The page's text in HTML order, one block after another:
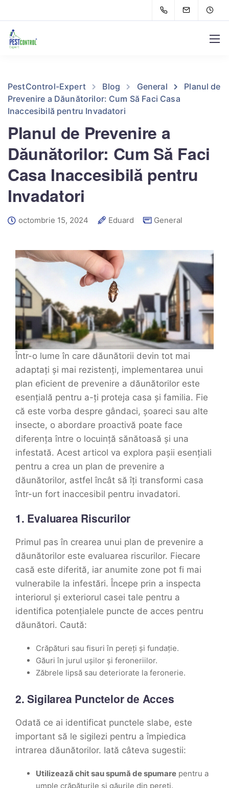
PestControl-Expert Blog General
Planul de
Prevenire a Dăunătorilor: Cum Să Faci Casa
Inaccesibilă pentru Invadatori
Planul de Prevenire a
Dăunătorilor: Cum Să Faci
Casa Inaccesibilă pentru
Invadatori
octombrie 15, 2024 Eduard General
Într-o lume în care dăunătorii devin tot mai
adaptați și mai rezistenți, implementarea unui
plan eficient de prevenire a dăunătorilor este
esențială pentru a-ți proteja casa și familia. Fie
că este vorba despre gândaci, șoareci sau alte
insecte, o abordare proactivă poate face
diferența între o locuință sănătoasă și una
infestată. Acest articol va explora pașii esențiali
pentru a crea un plan de prevenire a
dăunătorilor, astfel încât să îți transformi casa
într-un fort inaccesibil pentru invadatori.
1. Evaluarea Riscurilor
Primul pas în crearea unui plan de prevenire a
dăunătorilor este evaluarea riscurilor. Fiecare
casă este diferită, iar anumite zone pot fi mai
vulnerabile la infestări. Începe prin a inspecta
interiorul și exteriorul casei tale pentru a
identifica potențialele puncte de acces pentru
dăunători. Caută:
Crăpături sau fisuri în pereți și fundație.
Găuri în jurul ușilor și feroneriilor.
Zăbrele lipsă sau deteriorate la feronerie.
2. Sigilarea Punctelor de Acces
Odată ce ai identificat punctele slabe, este
important să le sigilezi pentru a împiedica
intrarea dăunătorilor. Iată câteva sugestii:
Utilizează chit sau spumă de spumare pentru a
umple crăpăturile și găurile din pereți.